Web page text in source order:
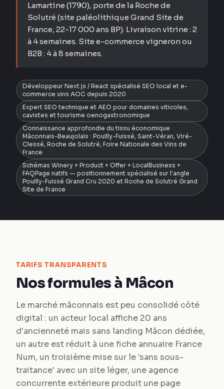
Lamartine (1790), porte de la Roche de
Solutré (site paléolithique Grand Site de
France, 22-17 000 ans BP). Livraison vitrine : 2
à 4 semaines. Site e-commerce vigneron ou
B2B : 4 à 8 semaines.
Développeur Next.js / React spécialisé SEO local et e-
commerce vins AOC depuis 2020
Expert SEO technique et AEO pour domaines viticoles,
cavistes et tourisme oenogastronomique
Connaissance approfondie du tissu économique
Mâconnais-Beaujolais : Pouilly-Fuissé, Saint-Véran, Viré-
Clessé, Roche de Solutré, Foire Nationale des Vins de
France
Schémas Winery + Product + Offer + LocalBusiness +
FAQPage natifs — positionnement spécialisé sur l'angle
Pouilly-Fuissé Grand Cru 2020 et Roche de Solutré Grand
Site de France
TARIFS TRANSPARENTS
Nos formules à Mâcon
Le marché mâconnais est peu consolidé côté
digital : un acteur local affiche 20 ans
d'ancienneté mais sans landing Mâcon dédiée,
un autre est réduit à une fiche annuaire France
Num, un troisième mise sur le 'sans sous-
traitance' avec un site léger, une agence
concurrente extérieure produit une page